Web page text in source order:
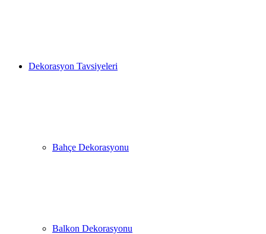
Dekorasyon Tavsiyeleri
Bahçe Dekorasyonu
Balkon Dekorasyonu